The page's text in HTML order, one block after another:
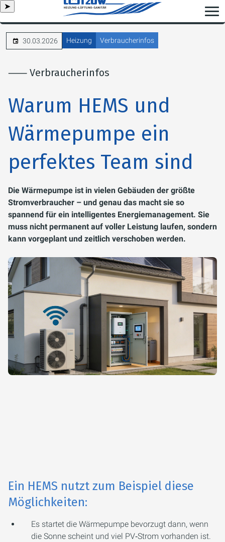
➤
30.03.2026 Heizung Verbraucherinfos
⸺ Verbraucherinfos
Warum HEMS und
Wärmepumpe ein
perfektes Team sind
Die Wärmepumpe ist in vielen Gebäuden der größte
Stromverbraucher – und genau das macht sie so
spannend für ein intelligentes Energiemanagement. Sie
muss nicht permanent auf voller Leistung laufen, sondern
kann vorgeplant und zeitlich verschoben werden.
Ein HEMS nutzt zum Beispiel diese
Möglichkeiten:
Es startet die Wärmepumpe bevorzugt dann, wenn
die Sonne scheint und viel PV‑Strom vorhanden ist.